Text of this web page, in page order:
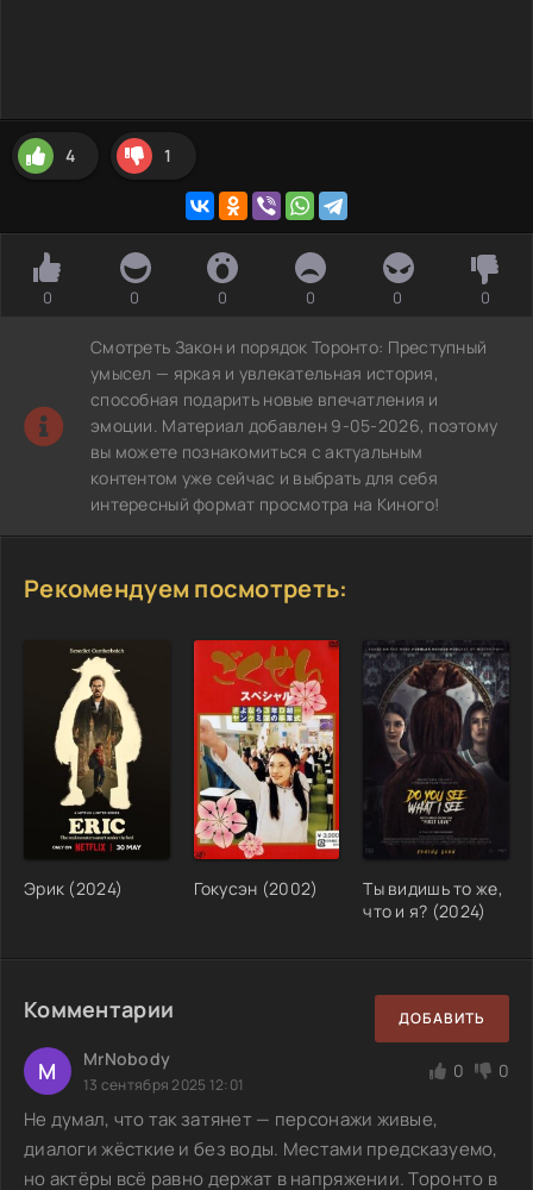
4 1
0 0 0 0 0 0
Смотреть Закон и порядок Торонто: Преступный
умысел — яркая и увлекательная история,
способная подарить новые впечатления и
эмоции. Материал добавлен 9-05-2026, поэтому
вы можете познакомиться с актуальным
контентом уже сейчас и выбрать для себя
интересный формат просмотра на Киного!
Рекомендуем посмотреть:
Эрик (2024) Гокусэн (2002)
Ты видишь то же,
что и я? (2024)
Комментарии ДОБАВИТЬ
M MrNobody
13 сентября 2025 12:01
0 0
Не думал, что так затянет — персонажи живые,
диалоги жёсткие и без воды. Местами предсказуемо,
но актёры всё равно держат в напряжении. Торонто в